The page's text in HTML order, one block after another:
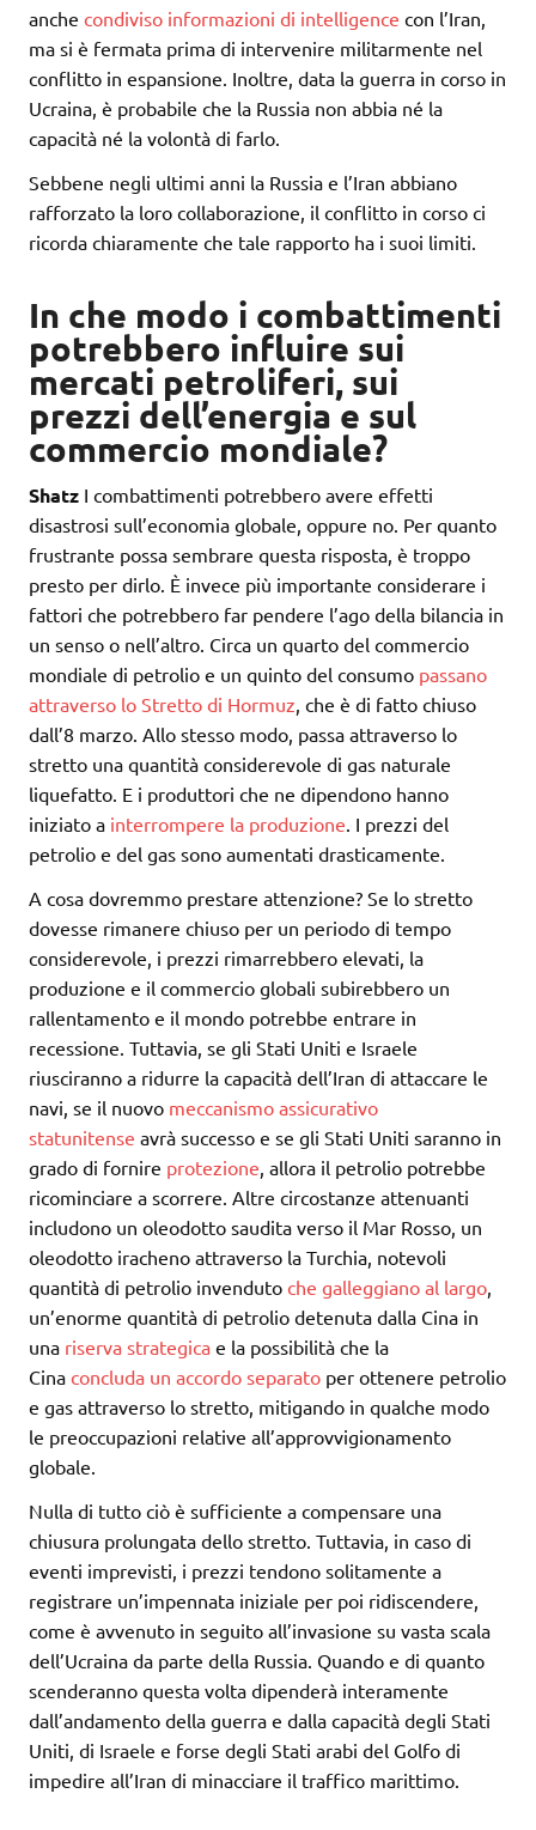
anche condiviso informazioni di intelligence con l’Iran,
ma si è fermata prima di intervenire militarmente nel
conflitto in espansione. Inoltre, data la guerra in corso in
Ucraina, è probabile che la Russia non abbia né la
capacità né la volontà di farlo.
Sebbene negli ultimi anni la Russia e l’Iran abbiano
rafforzato la loro collaborazione, il conflitto in corso ci
ricorda chiaramente che tale rapporto ha i suoi limiti.
In che modo i combattimenti
potrebbero influire sui
mercati petroliferi, sui
prezzi dell’energia e sul
commercio mondiale?
Shatz I combattimenti potrebbero avere effetti
disastrosi sull’economia globale, oppure no. Per quanto
frustrante possa sembrare questa risposta, è troppo
presto per dirlo. È invece più importante considerare i
fattori che potrebbero far pendere l’ago della bilancia in
un senso o nell’altro. Circa un quarto del commercio
mondiale di petrolio e un quinto del consumo passano
attraverso lo Stretto di Hormuz, che è di fatto chiuso
dall’8 marzo. Allo stesso modo, passa attraverso lo
stretto una quantità considerevole di gas naturale
liquefatto. E i produttori che ne dipendono hanno
iniziato a interrompere la produzione. I prezzi del
petrolio e del gas sono aumentati drasticamente.
A cosa dovremmo prestare attenzione? Se lo stretto
dovesse rimanere chiuso per un periodo di tempo
considerevole, i prezzi rimarrebbero elevati, la
produzione e il commercio globali subirebbero un
rallentamento e il mondo potrebbe entrare in
recessione. Tuttavia, se gli Stati Uniti e Israele
riusciranno a ridurre la capacità dell’Iran di attaccare le
navi, se il nuovo meccanismo assicurativo
statunitense avrà successo e se gli Stati Uniti saranno in
grado di fornire protezione, allora il petrolio potrebbe
ricominciare a scorrere. Altre circostanze attenuanti
includono un oleodotto saudita verso il Mar Rosso, un
oleodotto iracheno attraverso la Turchia, notevoli
quantità di petrolio invenduto che galleggiano al largo,
un’enorme quantità di petrolio detenuta dalla Cina in
una riserva strategica e la possibilità che la
Cina concluda un accordo separato per ottenere petrolio
e gas attraverso lo stretto, mitigando in qualche modo
le preoccupazioni relative all’approvvigionamento
globale.
Nulla di tutto ciò è sufficiente a compensare una
chiusura prolungata dello stretto. Tuttavia, in caso di
eventi imprevisti, i prezzi tendono solitamente a
registrare un’impennata iniziale per poi ridiscendere,
come è avvenuto in seguito all’invasione su vasta scala
dell’Ucraina da parte della Russia. Quando e di quanto
scenderanno questa volta dipenderà interamente
dall’andamento della guerra e dalla capacità degli Stati
Uniti, di Israele e forse degli Stati arabi del Golfo di
impedire all’Iran di minacciare il traffico marittimo.